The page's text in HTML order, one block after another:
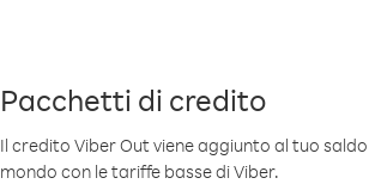
Pacchetti di credito
Il credito Viber Out viene aggiunto al tuo
mondo con le tariffe basse di Viber.